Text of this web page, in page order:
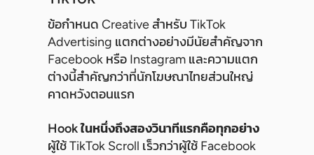
ข้อกำหนด Creative สำหรับ TikTok
Advertising แตกต่างอย่างมีนัยสำคัญจาก
Facebook หรือ Instagram และความแตก
ต่างนี้สำคัญกว่าที่นักโฆษณาไทยส่วนใหญ่
คาดหวังตอนแรก
Hook ในหนึ่งถึงสองวินาทีแรกคือทุกอย่าง
ผู้ใช้ TikTok Scroll เร็วกว่าผู้ใช้ Facebook